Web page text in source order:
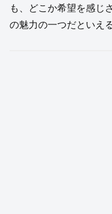
も、どこか希望を感じ
の魅力の一つだといえ